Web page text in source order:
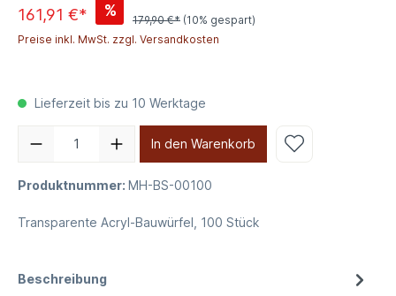
161,91 €* %
179,90 €* (10% gespart)
Preise inkl. MwSt. zzgl. Versandkosten
Lieferzeit bis zu 10 Werktage
In den Warenkorb
Produktnummer: MH-BS-00100
Transparente Acryl-Bauwürfel, 100 Stück
Beschreibung